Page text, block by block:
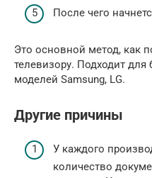
После чего
Это основной метод, как
телевизору. Подходит
моделей Samsung, LG.
Другие причины
У каждого
количество